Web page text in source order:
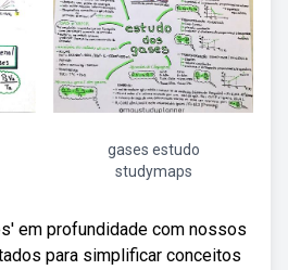
gases estudo
studymaps
em profundidade com nossos
para simplificar conceitos